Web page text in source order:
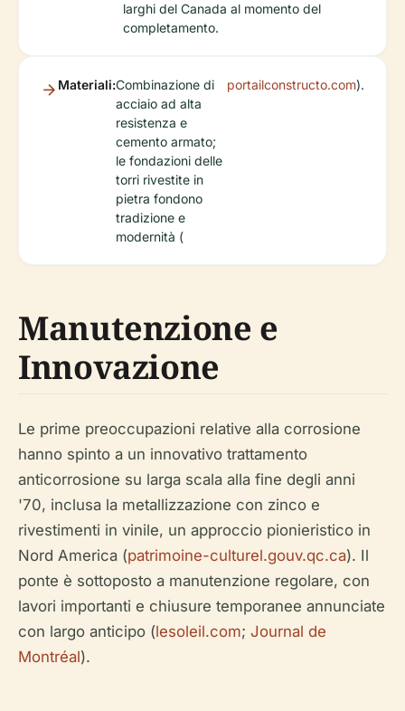
larghi del Canada al momento del
completamento.
Materiali:Combinazione di
acciaio ad alta
resistenza e
cemento armato;
le fondazioni delle
torri rivestite in
pietra fondono
tradizione e
modernità (
portailconstructo.com).
Manutenzione e
Innovazione
Le prime preoccupazioni relative alla corrosione
hanno spinto a un innovativo trattamento
anticorrosione su larga scala alla fine degli anni
'70, inclusa la metallizzazione con zinco e
rivestimenti in vinile, un approccio pionieristico in
Nord America (patrimoine-culturel.gouv.qc.ca). Il
ponte è sottoposto a manutenzione regolare, con
lavori importanti e chiusure temporanee annunciate
con largo anticipo (lesoleil.com; Journal de
Montréal).